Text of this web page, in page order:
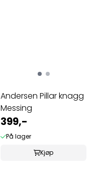
Andersen Pillar knagg
Messing
399,-
På lager
Kjøp